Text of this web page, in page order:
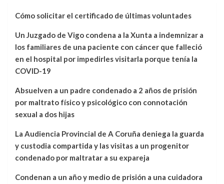
Cómo solicitar el certificado de últimas voluntades
Un Juzgado de Vigo condena a la Xunta a indemnizar a
los familiares de una paciente con cáncer que falleció
en el hospital por impedirles visitarla porque tenía la
COVID-19
Absuelven a un padre condenado a 2 años de prisión
por maltrato físico y psicológico con connotación
sexual a dos hijas
La Audiencia Provincial de A Coruña deniega la guarda
y custodia compartida y las visitas a un progenitor
condenado por maltratar a su expareja
Condenan a un año y medio de prisión a una cuidadora